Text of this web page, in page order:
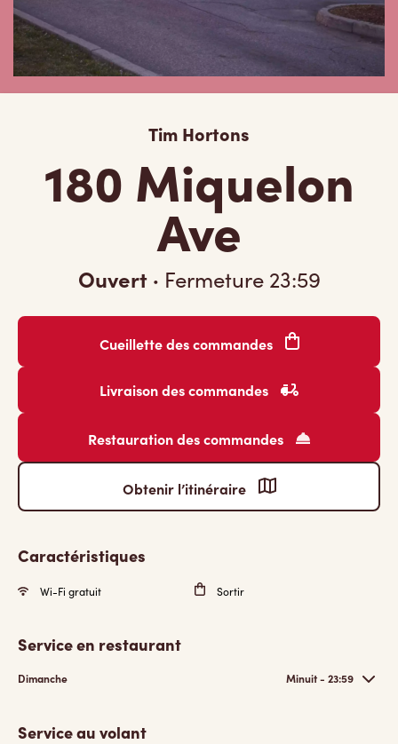
Tim Hortons
180 Miquelon
Ave
Ouvert · Fermeture 23:59
Cueillette des commandes
Livraison des commandes
Restauration des commandes
Obtenir l’itinéraire
Caractéristiques
Wi-Fi gratuit Sortir
Service en restaurant
Dimanche Minuit - 23:59
Service au volant